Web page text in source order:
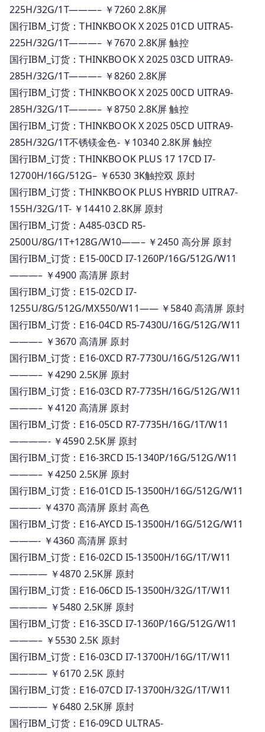
225H/32G/1T———– ￥7260 2.8K屏
国行IBM_订货：THINKBOOK X 2025 01CD UITRA5-
225H/32G/1T———– ￥7670 2.8K屏 触控
国行IBM_订货：THINKBOOK X 2025 03CD UITRA9-
285H/32G/1T———– ￥8260 2.8K屏
国行IBM_订货：THINKBOOK X 2025 00CD UITRA9-
285H/32G/1T———– ￥8750 2.8K屏 触控
国行IBM_订货：THINKBOOK X 2025 05CD UITRA9-
285H/32G/1T不锈镁金色- ￥10340 2.8K屏 触控
国行IBM_订货：THINKBOOK PLUS 17 17CD I7-
12700H/16G/512G– ￥6530 3K触控双 原封
国行IBM_订货：THINKBOOK PLUS HYBRID UITRA7-
155H/32G/1T- ￥14410 2.8K屏 原封
国行IBM_订货：A485-03CD R5-
2500U/8G/1T+128G/W10——– ￥2450 高分屏 原封
国行IBM_订货：E15-00CD I7-1260P/16G/512G/W11
———– ￥4900 高清屏 原封
国行IBM_订货：E15-02CD I7-
1255U/8G/512G/MX550/W11—— ￥5840 高清屏 原封
国行IBM_订货：E16-04CD R5-7430U/16G/512G/W11
———– ￥3670 高清屏 原封
国行IBM_订货：E16-0XCD R7-7730U/16G/512G/W11
———– ￥4290 2.5K屏 原封
国行IBM_订货：E16-03CD R7-7735H/16G/512G/W11
———– ￥4120 高清屏 原封
国行IBM_订货：E16-05CD R7-7735H/16G/1T/W11
————- ￥4590 2.5K屏 原封
国行IBM_订货：E16-3RCD I5-1340P/16G/512G/W11
———– ￥4250 2.5K屏 原封
国行IBM_订货：E16-01CD I5-13500H/16G/512G/W11
———- ￥4370 高清屏 原封 高色
国行IBM_订货：E16-AYCD I5-13500H/16G/512G/W11
———- ￥4360 高清屏 原封
国行IBM_订货：E16-02CD I5-13500H/16G/1T/W11
———— ￥4870 2.5K屏 原封
国行IBM_订货：E16-06CD I5-13500H/32G/1T/W11
———— ￥5480 2.5K屏 原封
国行IBM_订货：E16-3SCD I7-1360P/16G/512G/W11
———– ￥5530 2.5K 原封
国行IBM_订货：E16-03CD I7-13700H/16G/1T/W11
———— ￥6170 2.5K 原封
国行IBM_订货：E16-07CD I7-13700H/32G/1T/W11
———— ￥6480 2.5K屏 原封
国行IBM_订货：E16-09CD ULTRA5-